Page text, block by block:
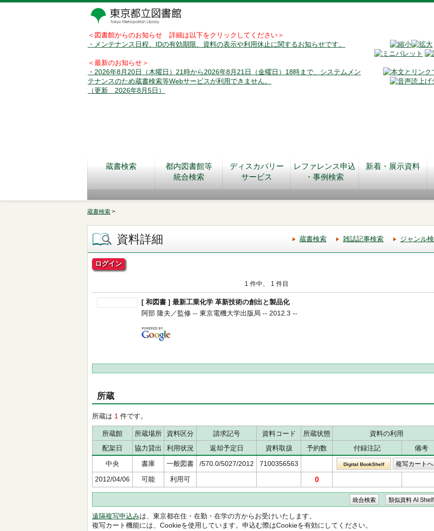
＜図書館からのお知らせ 詳細は以下をクリックしてください＞
・メンテナンス日程、IDの有効期限、資料の表示や利用休止に関するお知らせです。
＜最新のお知らせ＞
・2026年8月20日（木曜日）21時から2026年8月21日（金曜日）18時まで、システムメン
テナンスのため蔵書検索等Webサービスが利用できません。
（更新 2026年8月5日）
蔵書検索
都内図書館等
統合検索
ディスカバリー
サービス
レファレンス申込
・事例検索
新着・展示資料
蔵書検索 >
資料詳細 蔵書検索 雑誌記事検索 ジャンル
ログイン
1 件中、 1 件目
[ 和図書 ] 最新工業化学 革新技術の創出と製品化
阿部 隆夫／監修 -- 東京電機大学出版局 -- 2012.3 --
所蔵
所蔵は 1 件です。
所蔵館 所蔵場所 資料区分 請求記号 資料コード 所蔵状態
資料の利用
配架日
協力貸出 利用状況 返却予定日 資料取扱 予約数 付録注記
備考
中央
書庫 一般図書 /570.0/5027/2012 7100356563 Digital BookShelf
2012/04/06 可能 利用可 0
遠隔複写申込みは、東京都在住・在勤・在学の方からお受けいたします。
複写カート機能には、Cookieを使用しています。申込む際はCookieを有効にしてください。